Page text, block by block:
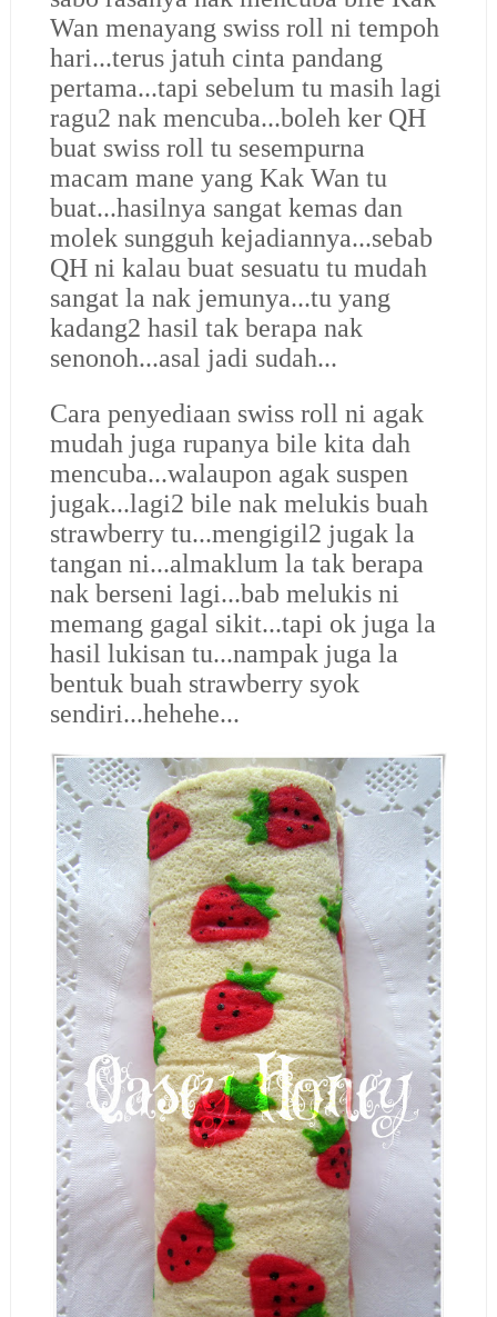
Wan menayang swiss roll ni tempoh
hari...terus jatuh cinta pandang
pertama...tapi sebelum tu masih lagi
ragu2 nak mencuba...boleh ker QH
buat swiss roll tu sesempurna
macam mane yang Kak Wan tu
buat...hasilnya sangat kemas dan
molek sungguh kejadiannya...sebab
QH ni kalau buat sesuatu tu mudah
sangat la nak jemunya...tu yang
kadang2 hasil tak berapa nak
senonoh...asal jadi sudah...
Cara penyediaan swiss roll ni agak
mudah juga rupanya bile kita dah
mencuba...walaupon agak suspen
jugak...lagi2 bile nak melukis buah
strawberry tu...mengigil2 jugak la
tangan ni...almaklum la tak berapa
nak berseni lagi...bab melukis ni
memang gagal sikit...tapi ok juga la
hasil lukisan tu...nampak juga la
bentuk buah strawberry syok
sendiri...hehehe...